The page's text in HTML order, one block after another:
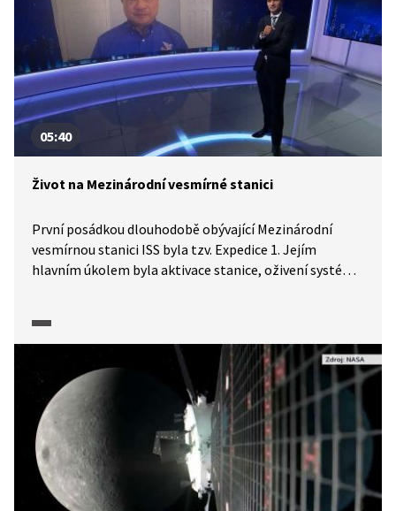
05:40
Život na Mezinárodní vesmírné stanici
První posádkou dlouhodobě obývající Mezinárodní
vesmírnou stanici ISS byla tzv. Expedice 1. Jejím
hlavním úkolem byla aktivace stanice, oživení systémů
a Bill Shepherd při prvním vstupu na vesmírnou stanici.
Kdo z nich tam byl první? Astronaut NASA Leroy Chiao
v rozhovoru s redaktorem ČT Danielem Stachem dále
hovoří o tom, jak se podoba stanice během doby
proměnila, proč na svou zatím poslední cestu letěl
ruskou lodí Sojuz i jaké druhy experimentů, a ne nutně
vždy vědecké, se na vesmírné stanici prováděly.